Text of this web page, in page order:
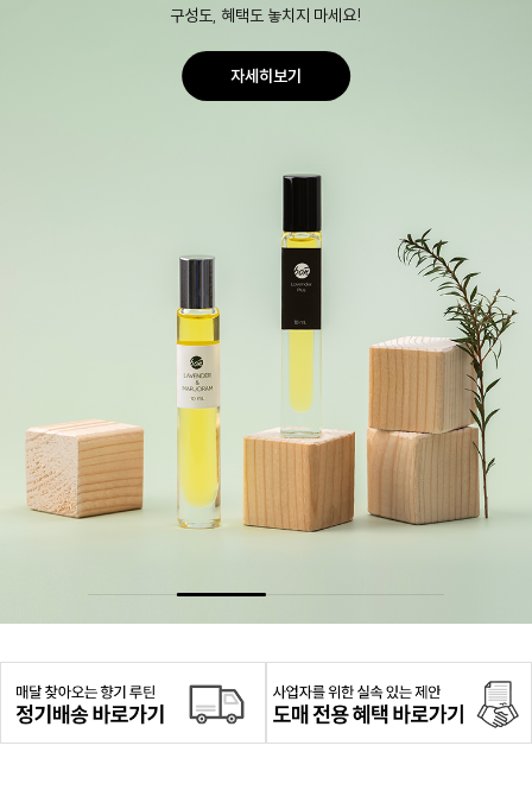
구성도, 혜택도 놓치지 마세요!
자세히보기